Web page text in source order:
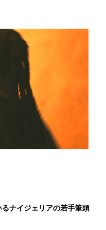
ナイジェリアの若手筆頭